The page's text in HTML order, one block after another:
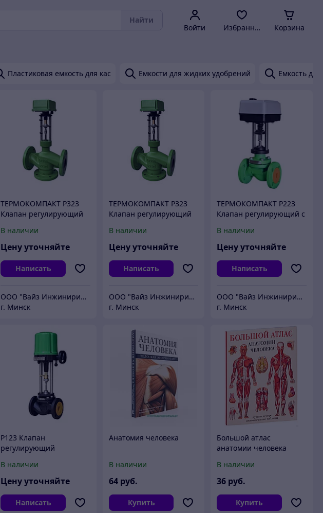
Найти
Войти Избранное Корзина
Пластиковая емкость для кас Емкости для жидких удобрений Емкость
ТЕРМОКОМПАКТ Р323
Клапан регулирующий
электроприводом ЭПА
(аналоговое управление)
В наличии
Цену уточняйте
Написать
ООО "Вайз Инжиниринг"
г. Минск
ТЕРМОКОМПАКТ Р323
Клапан регулирующий
электроприводом ЭПР
(релейное управление)
В наличии
Цену уточняйте
Написать
ООО "Вайз Инжиниринг"
г. Минск
ТЕРМОКОМПАКТ Р223
Клапан регулирующий с
(аналоговое управление)
В наличии
Цену уточняйте
Написать
ООО "Вайз Инжиниринг"
г. Минск
Р123 Клапан
регулирующий
электроприводом ЭПР
(релейное управление)
В наличии
Цену уточняйте
Написать
Анатомия человека
В наличии
64 руб.
Купить
Большой атлас
анатомии человека
В наличии
36 руб.
Купить